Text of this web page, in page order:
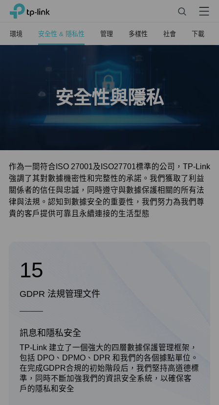
ClickTP-Link, Reliably Smart Menu
環境 安全性 & 隱私性 管理 多樣性 社會 下載
安全性與隱私
作為一間符合ISO 27001及ISO27701標準的公司，TP-Link
強調了其對數據機密性和完整性的承諾。我們獲取了利益
關係者的信任與忠誠，同時遵守與數據保護相關的所有法
律與法規。認知到數據安全的重要性，我們努力為我們尊
貴的客戶提供可靠且永續連接的生活型態
15
GDPR 法規管理文件
訊息和隱私安全
TP-Link 建立了一個強大的四層數據保護管理框架，
包括 DPO、DPMO、DPR 和我們的各個據點單位。
在完成GDPR合規的初始階段后，我們堅持高道德標
準，同時不斷加強我們的資訊安全系統，以確保客
戶的隱私和安全